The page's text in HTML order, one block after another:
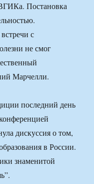
Постановка
с
не смог
Марчелли.
последний день
дискуссия о том,
в России.
знаменитой